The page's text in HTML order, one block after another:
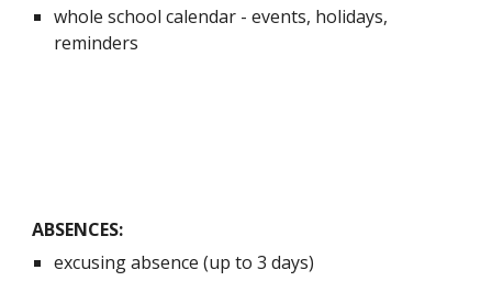
whole school calendar - events, holidays,
reminders
ABSENCES:
excusing absence (up to 3 days)